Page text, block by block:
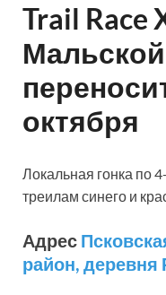
Trail Race
октября
Локальная гонка по
треилам синего и
Адрес
район, деревня